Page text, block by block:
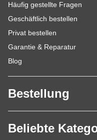
Häufig gestellte Fragen
Geschäftlich bestellen
Privat bestellen
Garantie & Reparatur
Blog
Bestellung
Beliebte